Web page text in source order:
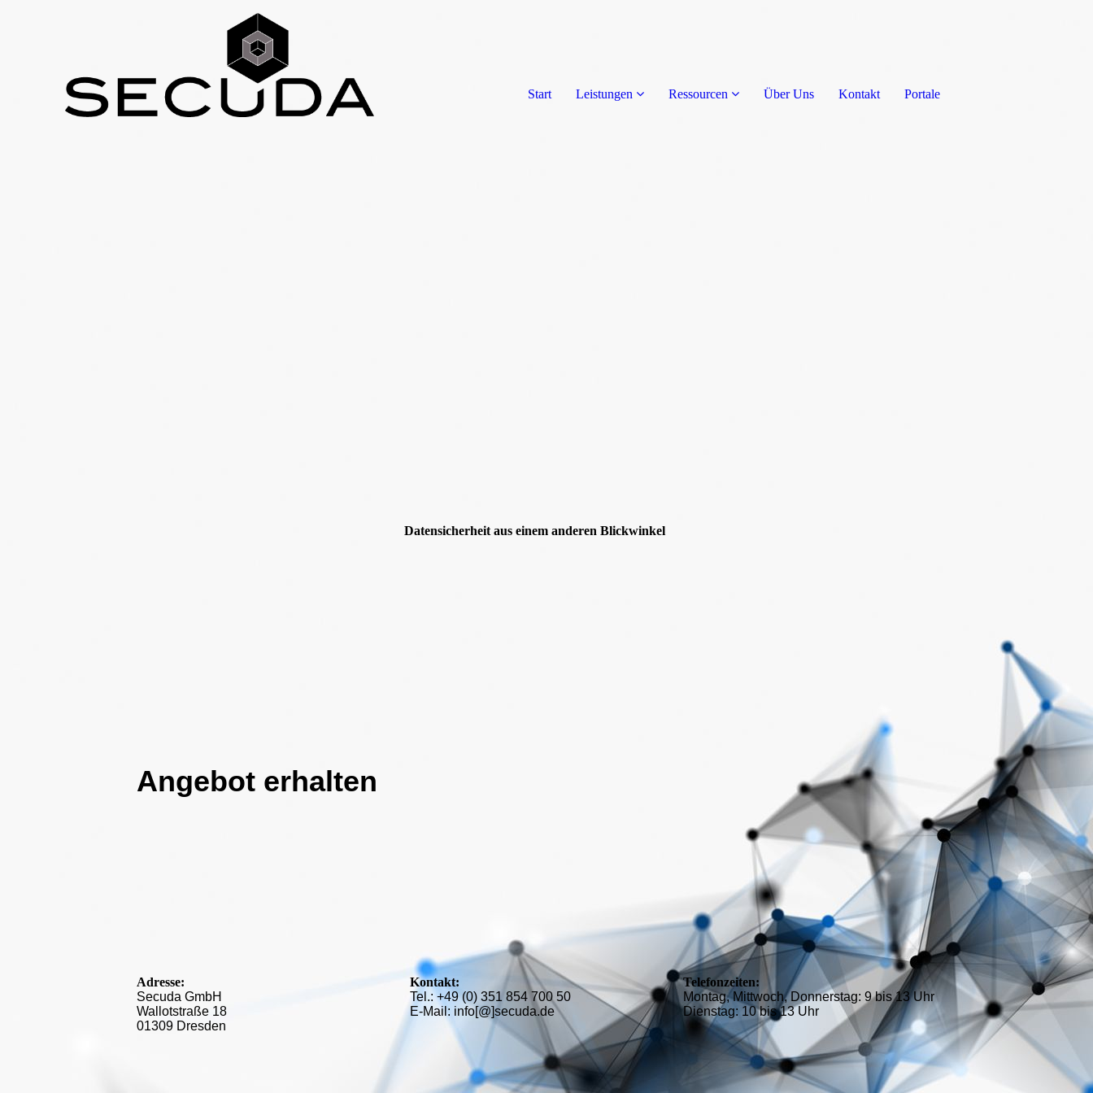
Start Leistungen Ressourcen Über Uns Kontakt Portale
Datensicherheit aus einem anderen Blickwinkel
Angebot erhalten
Adresse:
Secuda GmbH
Wallotstraße 18
01309 Dresden
Kontakt:
Tel.: +49 (0) 351 854 700 50
E-Mail: info[@]secuda.de
Telefonzeiten:
Montag, Mittwoch, Donnerstag: 9 bis 13 Uhr
Dienstag: 10 bis 13 Uhr